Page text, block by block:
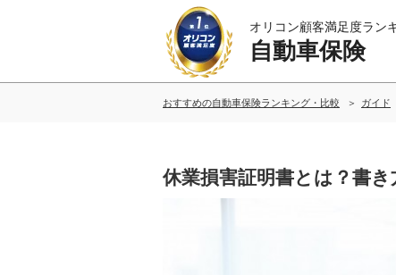
オリコン顧客満足度ラン
自動車保険
おすすめの自動車保険ランキング・比較 ガイド
休業損害証明書とは？書